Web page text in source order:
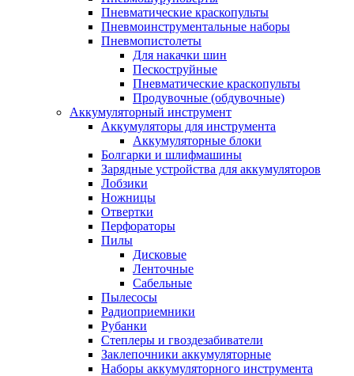
Пневматические краскопульты
Пневмоинструментальные наборы
Пневмопистолеты
Для накачки шин
Пескоструйные
Пневматические краскопульты
Продувочные (обдувочные)
Аккумуляторный инструмент
Аккумуляторы для инструмента
Аккумуляторные блоки
Болгарки и шлифмашины
Зарядные устройства для аккумуляторов
Лобзики
Ножницы
Отвертки
Перфораторы
Пилы
Дисковые
Ленточные
Сабельные
Пылесосы
Радиоприемники
Рубанки
Степлеры и гвоздезабиватели
Заклепочники аккумуляторные
Наборы аккумуляторного инструмента